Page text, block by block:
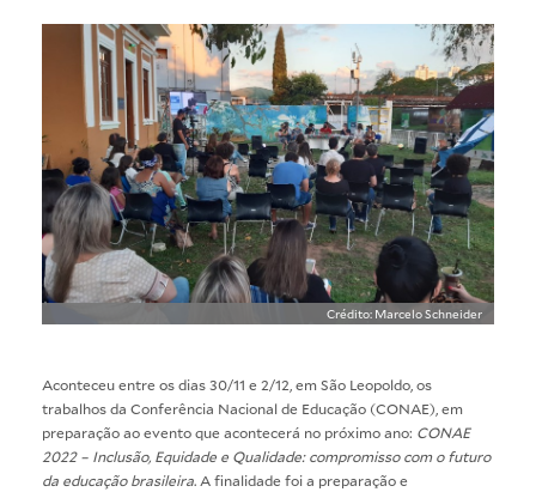
Crédito: Marcelo Schneider
Aconteceu entre os dias 30/11 e 2/12, em São Leopoldo, os
trabalhos da Conferência Nacional de Educação (CONAE), em
preparação ao evento que acontecerá no próximo ano: CONAE
2022 – Inclusão, Equidade e Qualidade: compromisso com o futuro
da educação brasileira. A finalidade foi a preparação e